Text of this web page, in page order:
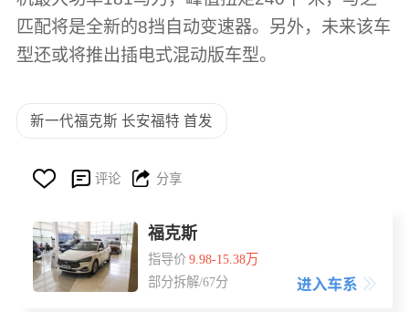
匹配将是全新的8挡自动变速器。另外，未来该车
型还或将推出插电式混动版车型。
新一代福克斯 长安福特 首发
  评论  分享
福克斯
指导价 9.98-15.38万
部分拆解/67分